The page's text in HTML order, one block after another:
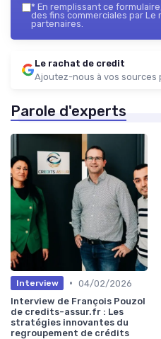
* En remplissant ce
des fins commerciales par Le
partenaires.
Le rachat de credit
Ajoutez-nous à vos sources
Parole d'experts
Interview • 04/02/2026
Interview de François Pouzol
de credits-assur.fr : Les
stratégies innovantes du
regroupement de crédits